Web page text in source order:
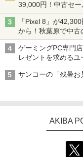
39,000円！中古セー
「Pixel 8」が
から！秋葉原で中
ゲーミングPC専門
レゼントを求める
サンコーの「残暑お
AKIBA